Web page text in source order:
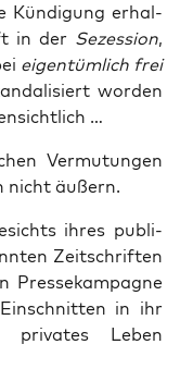
Kün­di­gung erhal­
in der Sezes­si­on,
eigen­tüm­lich frei
wor­den
…
Ver­mu­tun­gen
nicht äußern.
ihres publi­
Zeit­schrif­ten
Pres­se­kam­pa­gne
in ihr
pri­va­tes Leben